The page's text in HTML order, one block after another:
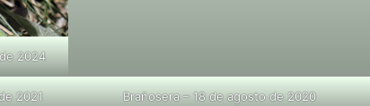
2024
2021 Brañosera – 18 de agosto de 2020